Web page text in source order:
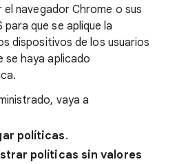
el navegador Chrome o sus
que se aplique la
dispositivos de los usuarios
se haya aplicado
vaya a
políticas.
políticas sin valores